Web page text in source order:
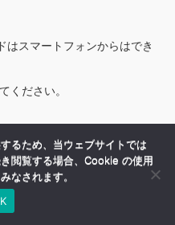
はスマートフォンからはでき
ください。
るため、当ウェブサイトでは
閲覧する場合、Cookie の使用
なされます。